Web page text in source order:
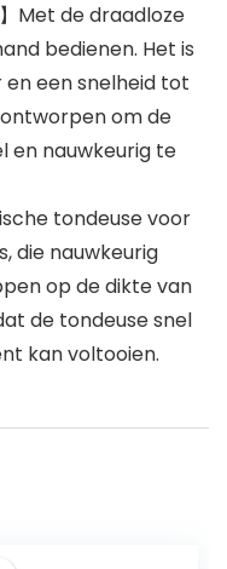
】Met de draadloze
bedienen. Het is
een snelheid tot
om de
en nauwkeurig te
tondeuse voor
die nauwkeurig
op de dikte van
de tondeuse snel
kan voltooien.